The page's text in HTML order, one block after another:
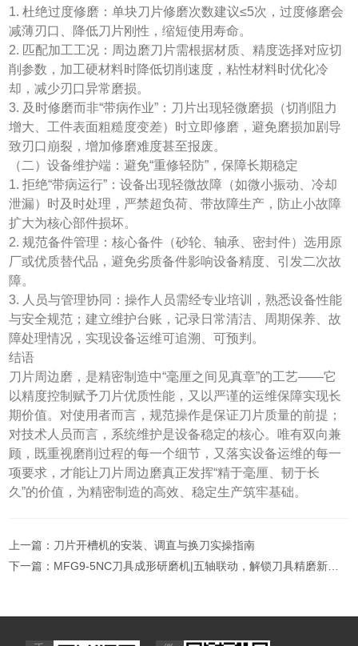
1. 杜绝过度修磨：单块刀片修磨次数建议≤5次，过度修磨会
减薄刃口、降低刀片刚性，缩短使用寿命。
2. 匹配加工工况：周边磨刀片需根据材质、精度选择对应切
削参数，加工硬材料时降低切削速度，粘性材料时优化冷
却，减少刃口异常磨损。
3. 及时修磨而非“带病作业”：刀片出现轻微磨损（切削阻力
增大、工件表面粗糙度变差）时立即修磨，避免磨损加剧导
致刃口崩裂，增加修磨难度甚至报废。
（二）设备维护端：避免“重修轻防”，保障长期稳定
1. 拒绝“带病运行”：设备出现轻微故障（如微小振动、冷却
泄漏）时及时处理，严禁超负荷、带故障生产，防止小故障
扩大为核心部件损坏。
2. 规范备件管理：核心备件（砂轮、轴承、密封件）选用原
厂或优质替代品，避免劣质备件影响设备精度、引发二次故
障。
3. 人员与管理协同：操作人员需经专业培训，熟悉设备性能
与安全规范；建立维护台账，记录日常清洁、周期保养、故
障处理情况，实现设备运维可追溯、可预判。
结语
刀片周边磨，是精密制造中“毫厘之间见真章”的工艺——它
以精度控制赋予刀片优质性能，又以严谨的运维保障实现长
期价值。对使用者而言，规范操作是保证刀片质量的前提；
对技术人员而言，系统维护是设备稳定的核心。唯有双向兼
顾，既重视磨削过程的每一个细节，又落实设备运维的每一
项要求，才能让刀片周边磨真正发挥“精于毫厘、韧于长
久”的价值，为精密制造的高效、稳定生产筑牢基础。
上一篇： 刀片开槽机的安装、调直与换刀实操指南
下一篇： MFG9-5NC刀具成形研磨机|五轴联动，解锁刀具精磨新高度！